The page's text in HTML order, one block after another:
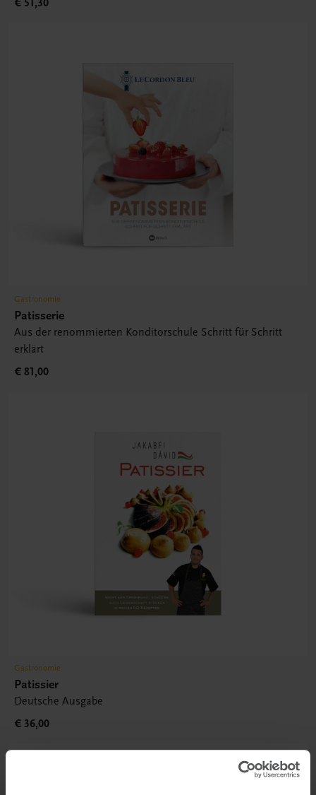
Gastronomie
Patisserie
Aus der renommierten Konditorschule Schritt für Schritt
erklärt
€ 81,00
Gastronomie
Patissier
Deutsche Ausgabe
€ 36,00